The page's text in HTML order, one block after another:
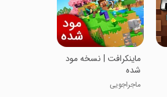
ماینکرافت | نسخه مود
شده
ماجراجویی